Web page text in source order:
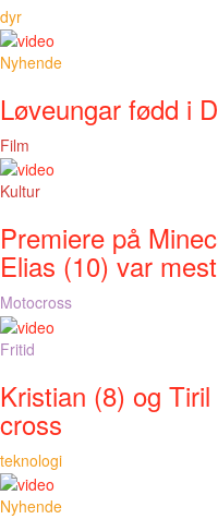
dyr
Nyhende
Løveungar fødd i
Film
Kultur
Premiere på
Elias (10) var
Motocross
Fritid
Kristian (8) og
cross
teknologi
Nyhende